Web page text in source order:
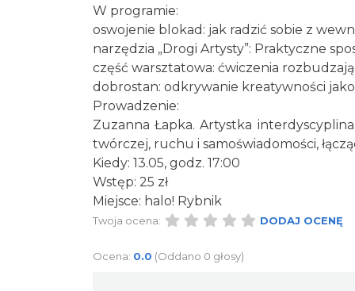
W programie:
oswojenie blokad: jak radzić sobie z
narzędzia „Drogi Artysty”: Praktyczne
część warsztatowa: ćwiczenia
dobrostan: odkrywanie kreatywności
Prowadzenie:
Zuzanna Łapka. Artystka
twórczej, ruchu i samoświadomości,
Kiedy: 13.05, godz. 17:00
Wstęp: 25 zł
Miejsce: halo! Rybnik
Twoja ocena: DODAJ OCENĘ
Ocena: 0.0 (Oddano 0 głosy)